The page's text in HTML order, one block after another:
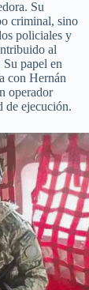
Su
criminal, sino
policiales y
al
papel en
con Hernán
operador
de ejecución.